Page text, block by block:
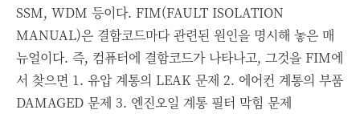
SSM, WDM 등이다. FIM(FAULT ISOLATION
MANUAL)은 결함코드마다 관련된 원인을 명시해 놓은 매
뉴얼이다. 즉, 컴퓨터에 결함코드가 나타나고, 그것을 FIM에
서 찾으면 1. 유압 계통의 LEAK 문제 2. 에어컨 계통의 부품
DAMAGED 문제 3. 엔진오일 계통 필터 막힘 문제